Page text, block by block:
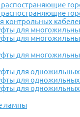
контрольных
для
для
для
для одножильных
для одножильных
для одножильных
лампы